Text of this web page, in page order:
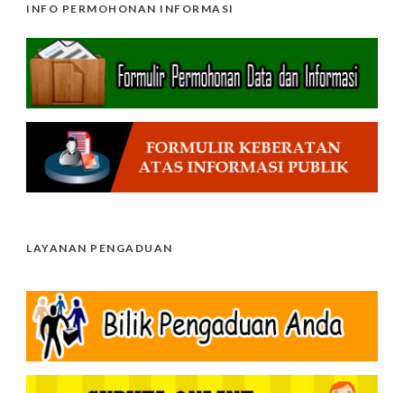
INFO PERMOHONAN INFORMASI
LAYANAN PENGADUAN